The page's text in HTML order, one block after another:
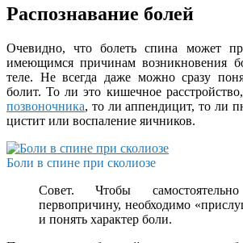
Распознавание болей
Очевидно, что болеть спина может
имеющимся причинам возникновения
теле. Не всегда даже можно сразу
болит. То ли это кишечное
позвоночника, то ли аппендицит, то ли
цистит или воспаление яичников.
Боли в спине при сколиозе
Совет. Чтобы
первопричину, необходимо
и понять характер боли.